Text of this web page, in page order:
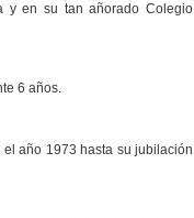
y en su tan añorado Colegio
6 años.
año 1973 hasta su jubilación